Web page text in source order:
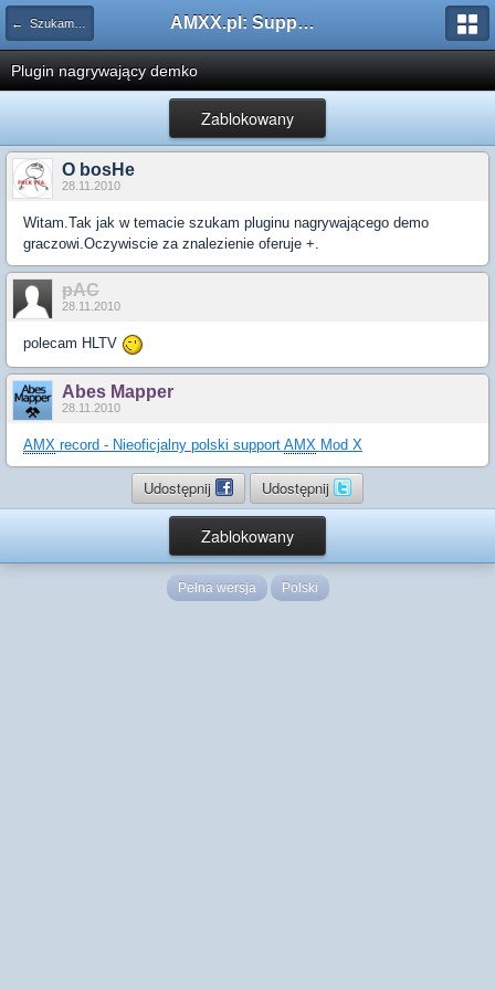
← Szukam pluginu AMXX.pl: Support AMX Mod X i SourceMod
Plugin nagrywający demko
Zablokowany
O bosHe
28.11.2010
Witam.Tak jak w temacie szukam pluginu nagrywającego demo
graczowi.Oczywiscie za znalezienie oferuje +.
pAC
28.11.2010
polecam HLTV
Abes Mapper
28.11.2010
AMX record - Nieoficjalny polski support AMX Mod X
Udostępnij Udostępnij
Zablokowany
Pełna wersja Polski